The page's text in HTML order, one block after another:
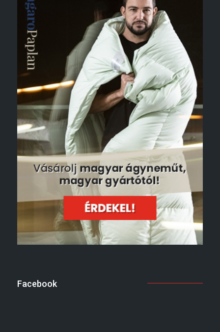
Facebook